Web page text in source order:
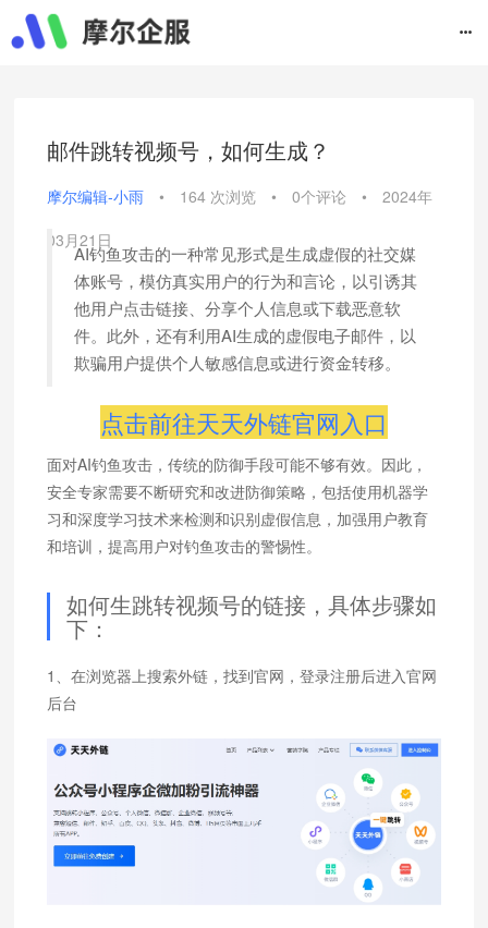
邮件跳转视频号，如何生成？
摩尔编辑-小雨 • 164 次浏览 • 0个评论 •
2024年
03月21日
AI钓鱼攻击的一种常见形式是生成虚假的社交媒
体账号，模仿真实用户的行为和言论，以引诱其
他用户点击链接、分享个人信息或下载恶意软
件。此外，还有利用AI生成的虚假电子邮件，以
欺骗用户提供个人敏感信息或进行资金转移。
点击前往天天外链官网入口
面对AI钓鱼攻击，传统的防御手段可能不够有效。因此，
安全专家需要不断研究和改进防御策略，包括使用机器学
习和深度学习技术来检测和识别虚假信息，加强用户教育
和培训，提高用户对钓鱼攻击的警惕性。
如何生跳转视频号的链接，具体步骤如
下：
1、在浏览器上搜索外链，找到官网，登录注册后进入官网
后台